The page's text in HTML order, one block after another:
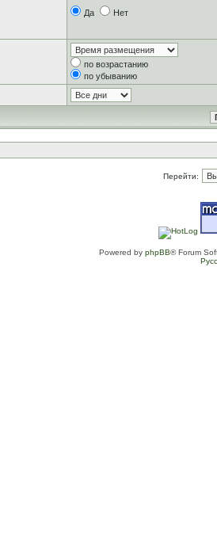
Да Нет
по возрастанию
по убыванию
Перейти:
Powered by phpBB® Forum